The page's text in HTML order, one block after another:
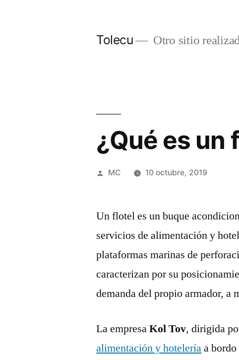
Tolecu Otro sitio
¿Qué es un
Publicado
MC 10 octubre, 2019
Un flotel es un buque
servicios de alimentación y
plataformas marinas de
caracterizan por su
demanda del propio armador, a
La empresaKol Tov, dirigida
alimentación y hoteleríaa